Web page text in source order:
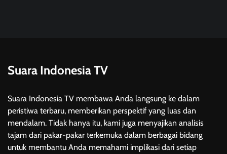
Suara Indonesia TV
Suara Indonesia TV membawa Anda langsung ke dalam
peristiwa terbaru, memberikan perspektif yang luas dan
mendalam. Tidak hanya itu, kami juga menyajikan analisis
tajam dari pakar-pakar terkemuka dalam berbagai bidang
untuk membantu Anda memahami implikasi dari setiap